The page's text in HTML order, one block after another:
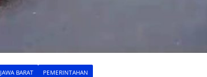
JAWA BARAT PEMERINTAHAN